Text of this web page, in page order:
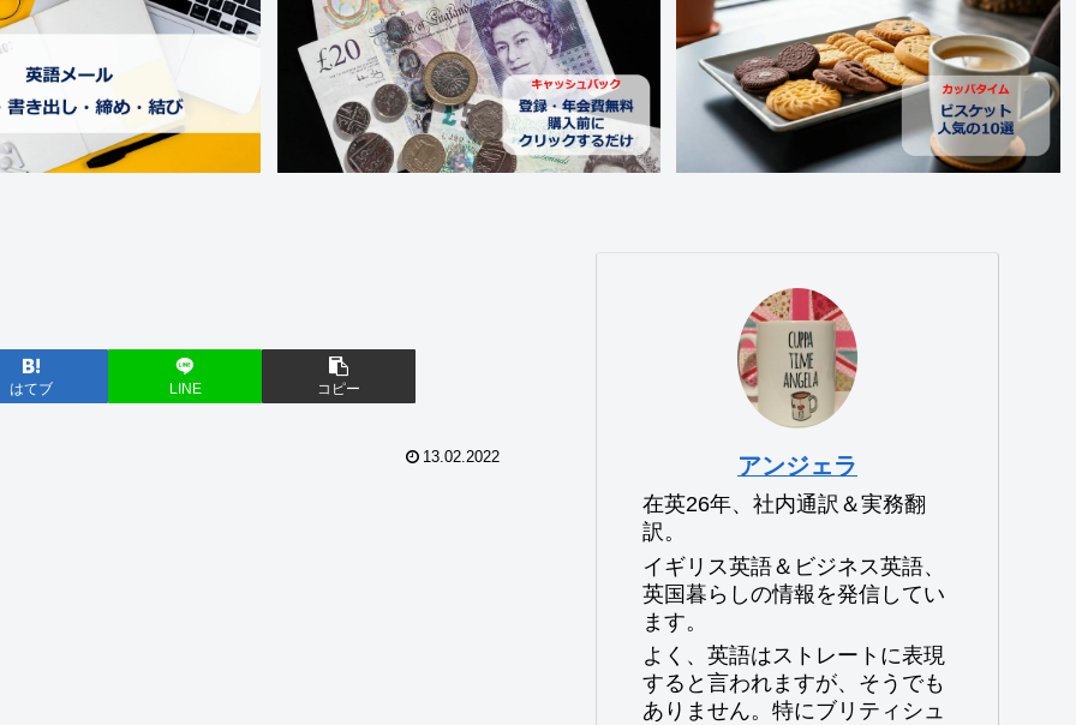
はてブ LINE コピー
13.02.2022 アンジェラ
在英26年、社内通訳＆実務翻
訳。
イギリス英語＆ビジネス英語、
英国暮らしの情報を発信してい
ます。
よく、英語はストレートに表現
すると言われますが、そうでも
ありません。特にブリティシュ